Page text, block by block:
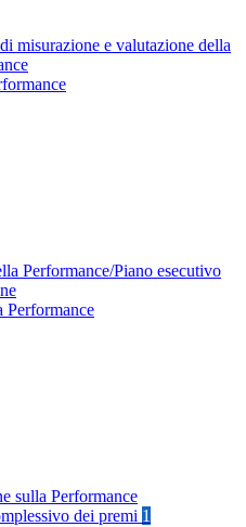
misurazione e valutazione della
Performance/Piano esecutivo
Performance
sulla Performance
dei premi 1